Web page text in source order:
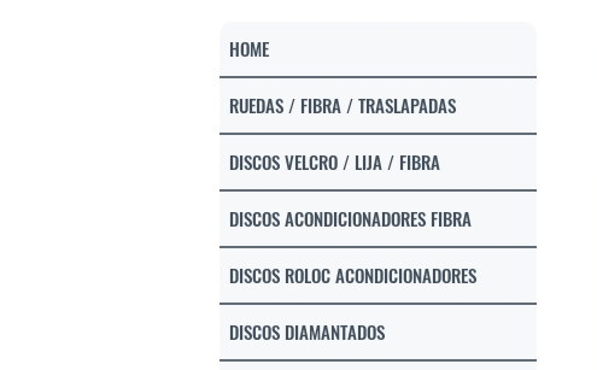
HOME
RUEDAS / FIBRA / TRASLAPADAS
DISCOS VELCRO / LIJA / FIBRA
DISCOS ACONDICIONADORES FIBRA
DISCOS ROLOC ACONDICIONADORES
DISCOS DIAMANTADOS